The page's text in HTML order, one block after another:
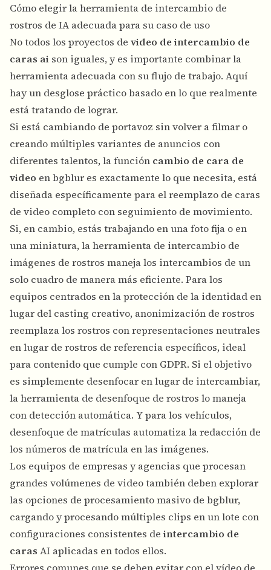
Cómo elegir la herramienta de intercambio de
rostros de IA adecuada para su caso de uso
No todos los proyectos de video de intercambio de
caras ai son iguales, y es importante combinar la
herramienta adecuada con su flujo de trabajo. Aquí
hay un desglose práctico basado en lo que realmente
está tratando de lograr.
Si está cambiando de portavoz sin volver a filmar o
creando múltiples variantes de anuncios con
diferentes talentos, la función cambio de cara de
video en bgblur es exactamente lo que necesita, está
diseñada específicamente para el reemplazo de caras
de video completo con seguimiento de movimiento.
Si, en cambio, estás trabajando en una foto fija o en
una miniatura, laherramienta de intercambio de
imágenes de rostros maneja los intercambios de un
solo cuadro de manera más eficiente. Para los
equipos centrados en la protección de la identidad en
lugar del casting creativo, anonimización de rostros
reemplaza los rostros con representaciones neutrales
en lugar de rostros de referencia específicos, ideal
para contenido que cumple con GDPR. Si el objetivo
es simplemente desenfocar en lugar de intercambiar,
laherramienta de desenfoque de rostros lo maneja
con detección automática. Y para los vehículos,
desenfoque de matrículas automatiza la redacción de
los números de matrícula en las imágenes.
Los equipos de empresas y agencias que procesan
grandes volúmenes de video también deben explorar
las opciones de procesamiento masivo de bgblur,
cargando y procesando múltiples clips en un lote con
configuraciones consistentes de intercambio de
caras AI aplicadas en todos ellos.